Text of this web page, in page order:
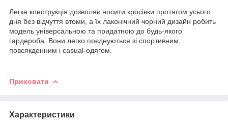
Легка конструкція дозволяє носити кросівки протягом усього
дня без відчуття втоми, а їх лаконічний чорний дизайн робить
модель універсальною та придатною до будь-якого
гардероба. Вони легко поєднуються зі спортивним,
повсякденним і casual-одягом.
Приховати
Характеристики